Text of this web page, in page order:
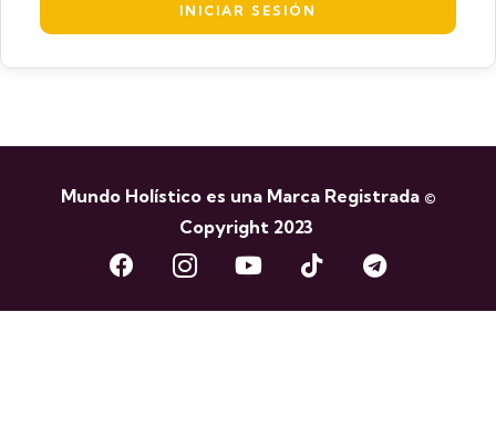
Mundo Holístico es una Marca Registrada ©
Copyright 2023